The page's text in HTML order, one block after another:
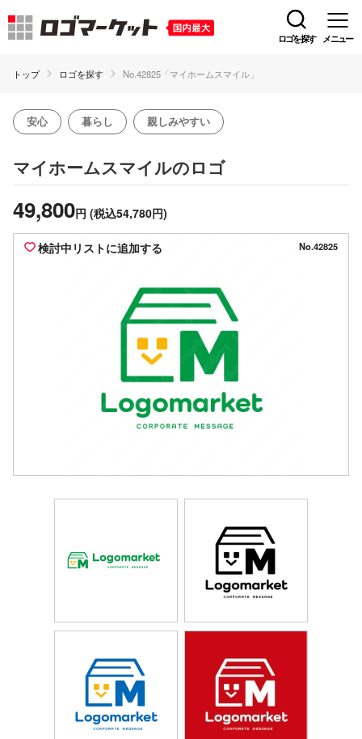
ロゴを探す メニュー
トップ ロゴを探す No.42825「マイホームスマイル」
安心 暮らし 親しみやすい
マイホームスマイルのロゴ
49,800円 (税込54,780円)
検討中リストに追加する No.42825